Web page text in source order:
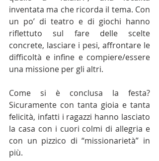
inventata ma che ricorda il tema. Con
un po’ di teatro e di giochi hanno
riflettuto sul fare delle scelte
concrete, lasciare i pesi, affrontare le
difficoltà e infine e compiere/essere
una missione per gli altri.
Come si è conclusa la festa?
Sicuramente con tanta gioia e tanta
felicità, infatti i ragazzi hanno lasciato
la casa con i cuori colmi di allegria e
con un pizzico di “missionarietà” in
più.